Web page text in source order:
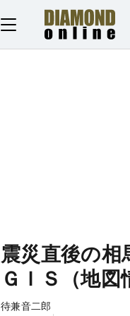
震災直後の
ＧＩＳ（地
待兼音二郎